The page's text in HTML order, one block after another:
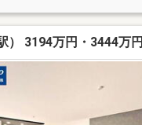
） 3194万円・3444万円